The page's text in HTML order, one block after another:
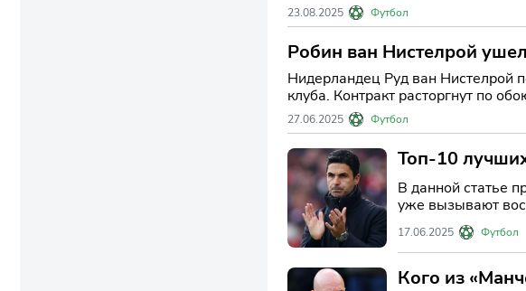
23.08.2025 Футбол
Робин ван Нистелрой
Нидерландец Руд ван Нистелрой
клуба. Контракт расторгнут по
27.06.2025 Футбол
Топ-10
ждёт
В данной статье
уже вызывают
17.06.2025 Футбол
Кого из